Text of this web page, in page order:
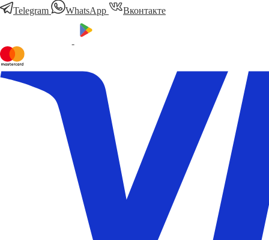
Telegram
WhatsApp Вконтакте